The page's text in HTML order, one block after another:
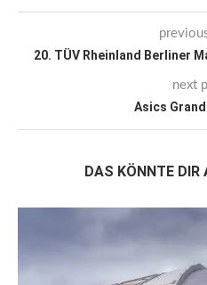
20. TÜV Rheinland Berliner
next
Asics
DAS KÖNNTE DIR